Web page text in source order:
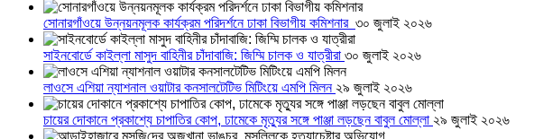
সোনারগাঁওয়ে উন্নয়নমূলক কার্যক্রম পরিদর্শনে ঢাকা বিভাগীয় কমিশনার ৩০ জুলাই ২০২৬
সাইনবোর্ডে কাইল্লা মাসুদ বাহিনীর চাঁদাবাজি: জিম্মি চালক ও যাত্রীরা ৩০ জুলাই ২০২৬
লাওসে এশিয়া ন্যাশনাল ওয়াটার কনসালটেটিভ মিটিংয়ে এমপি মিলন ২৯ জুলাই ২০২৬
চায়ের দোকানে প্রকাশ্যে চাপাতির কোপ, ঢামেকে মৃত্যুর সঙ্গে পাঞ্জা লড়ছেন বাবুল মোল্লা ২৯ জুলাই ২০২৬